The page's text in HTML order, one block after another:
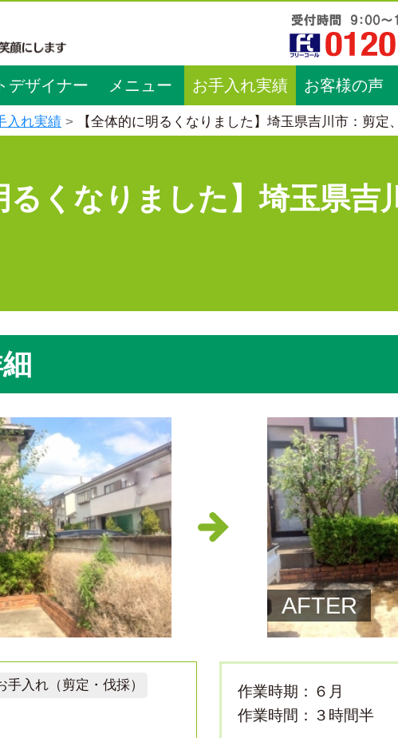
デザイナー メニュー お手入れ実績 お客様の声
入れ実績 【全体的に明るくなりました】埼玉県吉川市：剪定
るくなりました】埼玉県吉
AFTER
手入れ（剪定・伐採）
作業時期：６月
作業時間：３時間半